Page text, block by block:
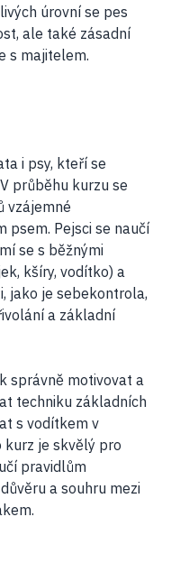
úrovní se pes
ale také zásadní
s majitelem.
i psy, kteří se
průběhu kurzu se
vzájemné
psem. Pejsci se naučí
se s běžnými
kšíry, vodítko) a
jako je sebekontrola,
a základní
správně motivovat a
techniku základních
s vodítkem v
kurz je skvělý pro
pravidlům
a souhru mezi